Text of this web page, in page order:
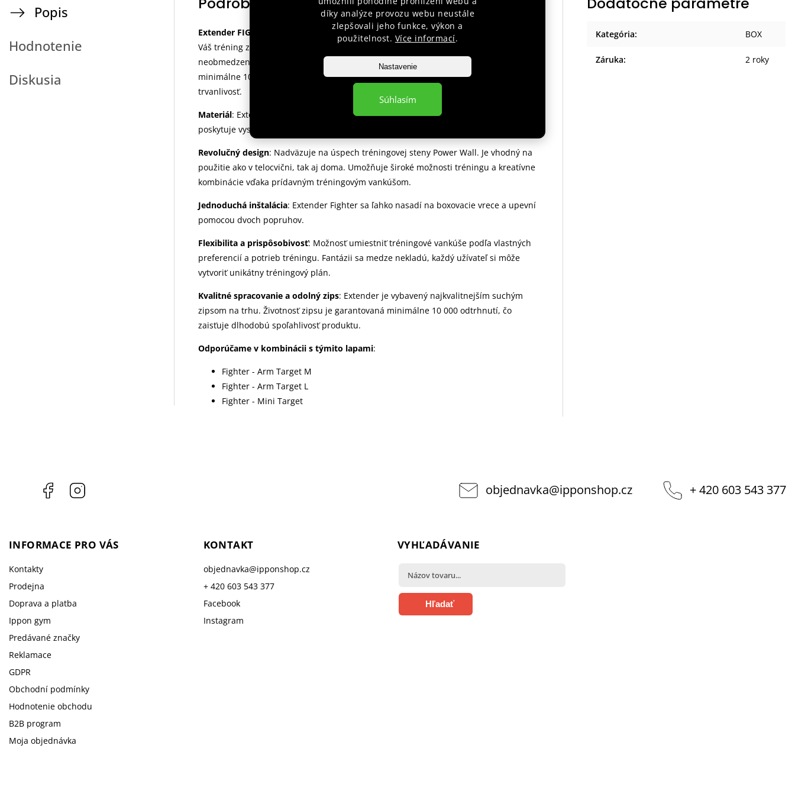
díky analýze provozu webu neustále
zlepšovali jeho funkce, výkon a
použitelnost. Více informací.
Nastavenie
Súhlasím
Popis
Hodnotenie
Diskusia
Extender FIGHTER na boxovacie vrece
Váš tréning získa nový rozmer! S extender značky Fighter na boxovacie vrece získate
neobmedzené možnosti tréningu. S najkvalitnejším suchým zipsom na trhu a zárukou
minimálne 10 000 odtrhnutí vám Extender Fighter ponúka nielen flexibilitu, ale aj
trvanlivosť.
Materiál: Extender Fighter je vyrobený z odolného materiálu -
poskytuje vysokú pevnosť a odolnosť, čo zaisťuje dlhú životnosť produktu.
Revolučný design: Nadväzuje na úspech tréningovej steny Power Wall. Je vhodný na
použitie ako v telocvični, tak aj doma. Umožňuje široké možnosti tréningu a kreatívne
kombinácie vďaka prídavným tréningovým vankúšom.
Jednoduchá inštalácia: Extender Fighter sa ľahko nasadí na boxovacie vrece a upevní
pomocou dvoch popruhov.
Flexibilita a prispôsobivosť: Možnosť umiestniť tréningové vankúše podľa vlastných
preferencií a potrieb tréningu. Fantázii sa medze nekladú, každý užívateľ si môže
vytvoriť unikátny tréningový plán.
Kvalitné spracovanie a odolný zips: Extender je vybavený najkvalitnejším suchým
zipsom na trhu. Životnosť zipsu je garantovaná minimálne 10 000 odtrhnutí, čo
zaisťuje dlhodobú spoľahlivosť produktu.
Odporúčame v kombinácii s týmito lapami:
Fighter - Arm Target M
Fighter - Arm Target L
Fighter - Mini Target
Kategória: BOX
Záruka: 2 roky
Facebook objednavka@ipponshop.cz + 420 603 543 377
INFORMACE PRO VÁS
Kontakty
Prodejna
Doprava a platba
Ippon gym
Predávané značky
Reklamace
GDPR
Obchodní podmínky
Hodnotenie obchodu
B2B program
Moja objednávka
KONTAKT
objednavka@ipponshop.cz
+ 420 603 543 377
Facebook
Instagram
VYHĽADÁVANIE
Hľadať